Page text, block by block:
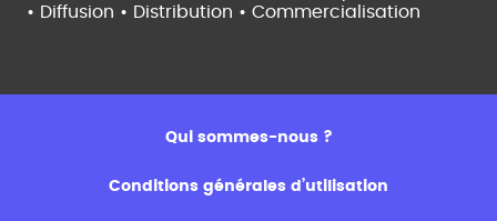
• Diffusion • Distribution • Commercialisation
Qui sommes-nous ?
Conditions générales d’utilisation